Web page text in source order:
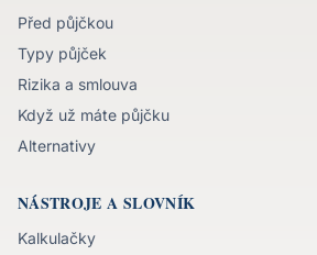
Před půjčkou
Typy půjček
Rizika a smlouva
Když už máte půjčku
Alternativy
NÁSTROJE A SLOVNÍK
Kalkulačky